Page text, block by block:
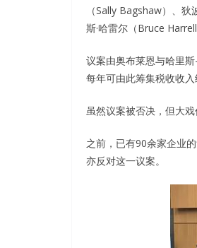
（Sally Bagshaw）、
斯·哈雷尔（Bruce
议案由奥布莱恩与哈里
每年可由此筹集税收收
虽然议案被否决，但大
之前，已有90余家企业
亦反对这一议案。